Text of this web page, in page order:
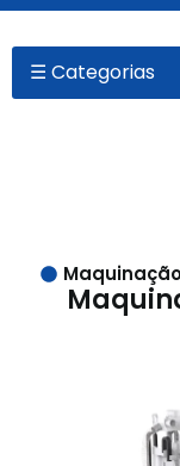
☰ Categorias